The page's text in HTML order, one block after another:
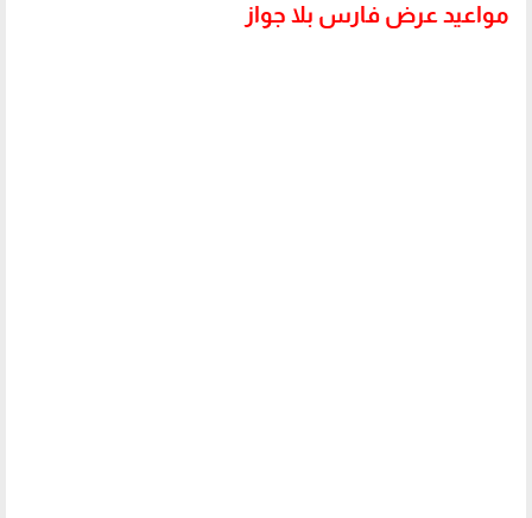
مواعيد عرض فارس بلا جواز